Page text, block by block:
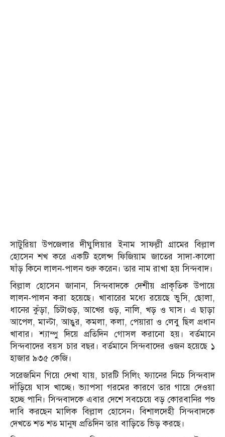
সাটুরিয়া উপজেলার দীঘুলিয়ার ইনাম সাফল্লী গ্রামের বিল্লাল
হোসেন শখ করে একটি হলেন্স ফিজিয়াম জাতের সাদা-কালো
ষাঁড় কিনে লালন-পালন শুরু করেন। তার নাম রাখা হয় সিন্দবাদ।
বিল্লাল হোসেন জানান, সিন্দবাদকে দেশীয় প্রাকৃতিক উপায়ে
লালন-পালন করা হয়েছে। খাবারের মধ্যে রয়েছে ভুসি, ছোলা,
ধানের কুঁড়া, চিটাগুড়, আখের গুড়, নালি, খড় ও ঘাস। এ ছাড়া
আপেল, মাল্টা, আঙুর, কমলা, কলা, পেয়ারা ও লেবু ছিল প্রধান
খাবার। শ্যাম্পু দিয়ে প্রতিদিন গোসল করানো হয়। বর্তমানে
সিন্দবাদের বয়স চার বছর। বর্তমানে সিন্দবাদের ওজন হয়েছে ১
হাজার ৯৩৫ কেজি।
সরেজমিন গিয়ে দেখা যায়, চারটি সিলিং ফ্যানের নিচে সিন্দবাদ
দাঁড়িয়ে ঘাস খাচ্ছে। ভ্যাপসা গরমের কারণে তার গায়ে দেওয়া
হচ্ছে পানি। সিন্দবাদকে এবার দেশে সবচেয়ে বড় কোরবানির পশু
দাবি করছেন মালিক বিল্লাল হোসেন। বিশালদেহী সিন্দবাদকে
দেখতে শত শত মানুষ প্রতিদিন তার বাড়িতে ভিড় করছে।